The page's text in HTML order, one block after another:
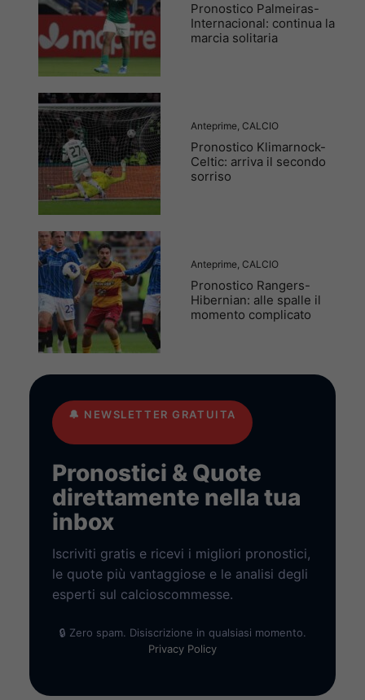
Pronostico Palmeiras-
Internacional: continua la
marcia solitaria
Anteprime, CALCIO
Pronostico Klimarnock-
Celtic: arriva il secondo
sorriso
Anteprime, CALCIO
Pronostico Rangers-
Hibernian: alle spalle il
momento complicato
🔔 NEWSLETTER GRATUITA
Pronostici & Quote
direttamente nella tua
inbox
Iscriviti gratis e ricevi i migliori pronostici,
le quote più vantaggiose e le analisi degli
esperti sul calcioscommesse.
🔒 Zero spam. Disiscrizione in qualsiasi momento.
Privacy Policy